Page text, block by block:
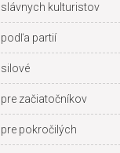
slávnych kulturistov
podľa partií
silové
pre začiatočníkov
pre pokročilých